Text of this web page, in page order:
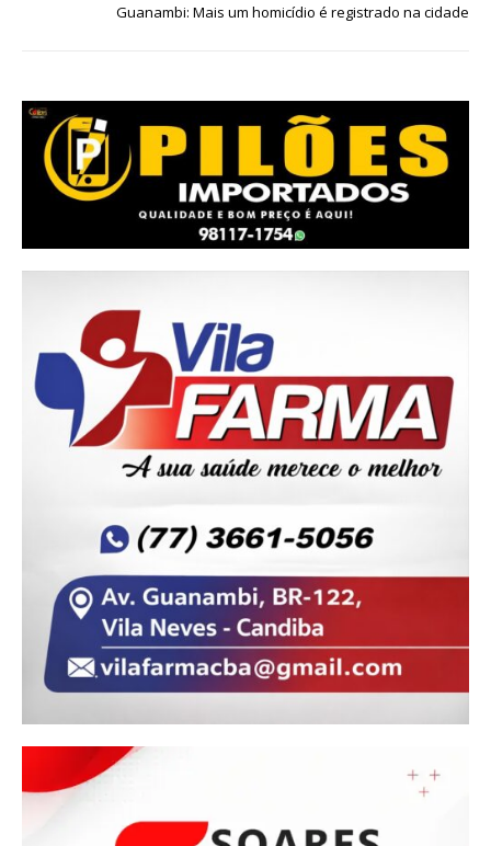
Guanambi: Mais um homicídio é registrado na cidade